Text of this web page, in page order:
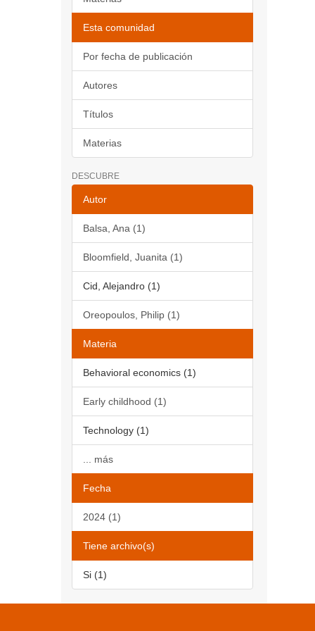
Esta comunidad
Por fecha de publicación
Autores
Títulos
Materias
DESCUBRE
Autor
Balsa, Ana (1)
Bloomfield, Juanita (1)
Cid, Alejandro (1)
Oreopoulos, Philip (1)
Materia
Behavioral economics (1)
Early childhood (1)
Technology (1)
... más
Fecha
2024 (1)
Tiene archivo(s)
Si (1)